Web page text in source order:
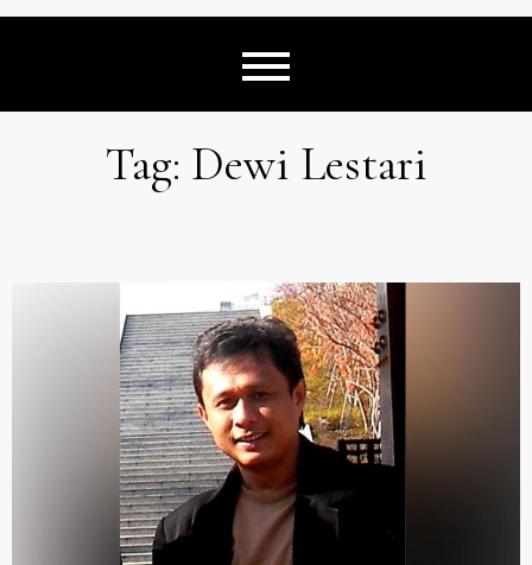
Tag: Dewi Lestari